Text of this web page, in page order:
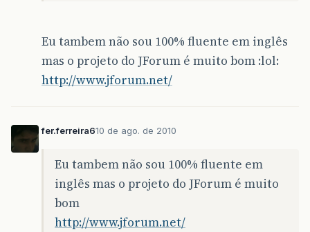
Eu tambem não sou 100% fluente em inglês
mas o projeto do JForum é muito bom :lol:
http://www.jforum.net/
fer.ferreira610 de ago. de 2010
Eu tambem não sou 100% fluente em
inglês mas o projeto do JForum é muito
bom
http://www.jforum.net/